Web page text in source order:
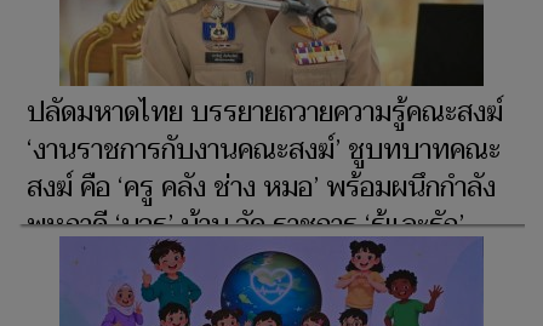
สูงสุดของชีวิต
ปลัดมหาดไทย บรรยายถวายความรู้คณะสงฆ์
‘งานราชการกับงานคณะสงฆ์’ ชูบทบาทคณะ
สงฆ์ คือ ‘ครู คลัง ช่าง หมอ’ พร้อมผนึกกำลัง
พหุภาคี ‘บวร’ บ้าน วัด ราชการ ‘รู้และรัก’
สร้างสังคมที่ปลอดภัย และน้อมนำศาสตร์พระ
ราชาด้วยความเข้าใจ